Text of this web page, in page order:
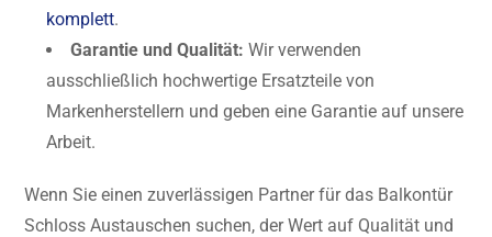
komplett.
Garantie und Qualität: Wir verwenden
ausschließlich hochwertige Ersatzteile von
Markenherstellern und geben eine Garantie auf unsere
Arbeit.
Wenn Sie einen zuverlässigen Partner für das Balkontür
Schloss Austauschen suchen, der Wert auf Qualität und